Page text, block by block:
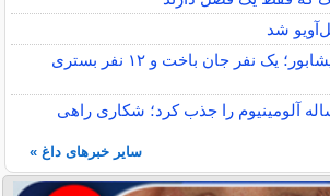
شد
مسمومیت الکلی در نیشابور؛ یک نفر جان باخت و ۱۲ نفر بستری
پدیده ۱۹ ساله آلومینیوم را جذب کرد؛ شکاری راهی
سایر خبرهای داغ »